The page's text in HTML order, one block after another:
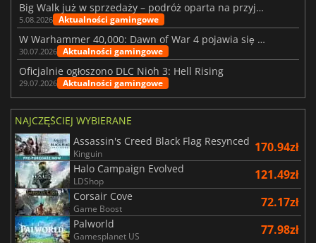
Big Walk już w sprzedaży – podróż oparta na przyjaźni
5.08.2026 Aktualności gamingowe
W Warhammer 40,000: Dawn of War 4 pojawia się frakcja Nekronów
30.07.2026 Aktualności gamingowe
Oficjalnie ogłoszono DLC Nioh 3: Hell Rising
29.07.2026 Aktualności gamingowe
NAJCZĘŚCIEJ WYBIERANE
Assassin's Creed Black Flag Resynced
Kinguin 170.94zł
Halo Campaign Evolved
LDShop 121.49zł
Corsair Cove
Game Boost 72.17zł
Palworld
Gamesplanet US 77.98zł